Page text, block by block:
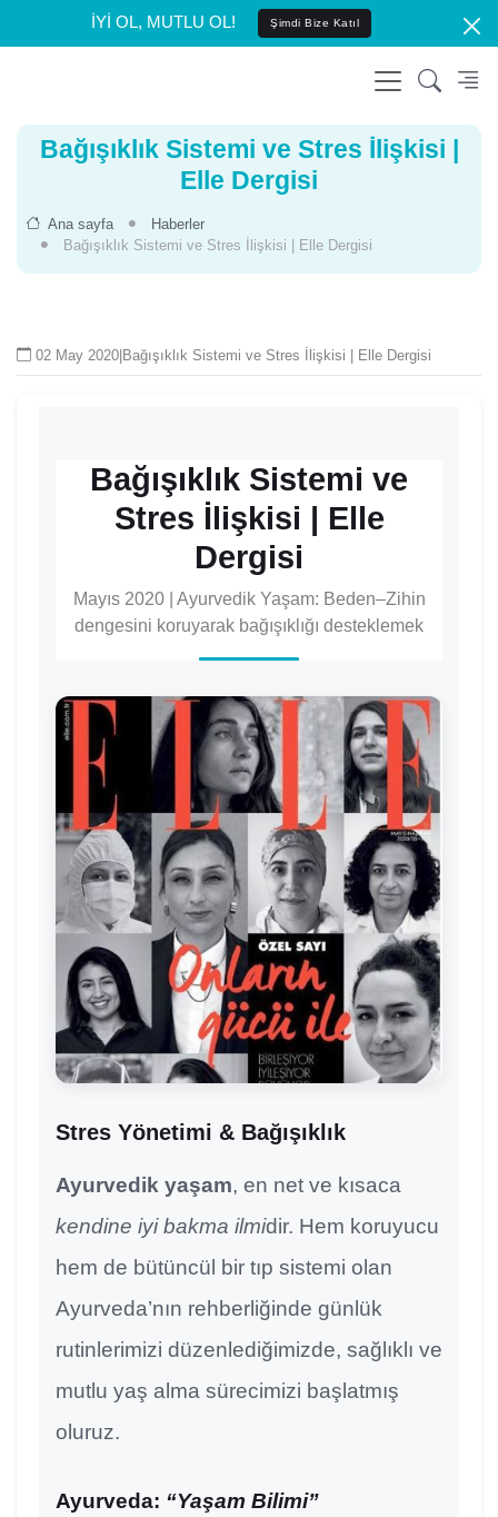
İYİ OL, MUTLU OL! Şimdi Bize Katıl
Bağışıklık Sistemi ve Stres İlişkisi |
Elle Dergisi
Ana sayfa
Haberler
Bağışıklık Sistemi ve Stres İlişkisi | Elle Dergisi
02 May 2020 Bağışıklık Sistemi ve Stres İlişkisi | Elle Dergisi
Bağışıklık Sistemi ve
Stres İlişkisi | Elle
Dergisi
Mayıs 2020 | Ayurvedik Yaşam: Beden–Zihin
dengesini koruyarak bağışıklığı desteklemek
Stres Yönetimi & Bağışıklık
Ayurvedik yaşam, en net ve kısaca
kendine iyi bakma ilmidir. Hem koruyucu
hem de bütüncül bir tıp sistemi olan
Ayurveda’nın rehberliğinde günlük
rutinlerimizi düzenlediğimizde, sağlıklı ve
mutlu yaş alma sürecimizi başlatmış
oluruz.
Ayurveda: “Yaşam Bilimi”